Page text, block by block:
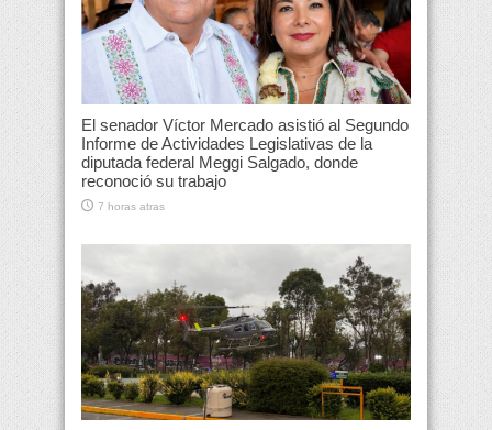
El senador Víctor Mercado asistió al Segundo
Informe de Actividades Legislativas de la
diputada federal Meggi Salgado, donde
reconoció su trabajo
7 horas atras